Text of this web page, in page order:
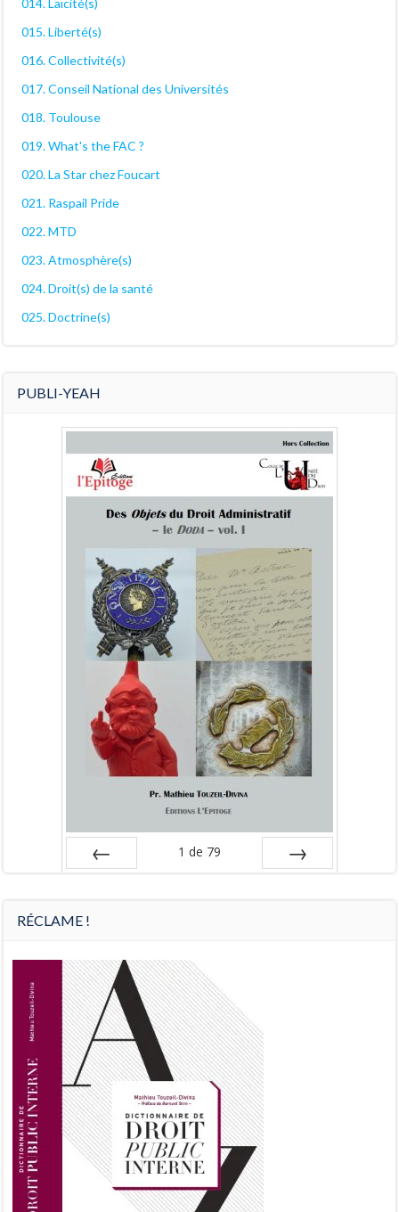
014. Laïcité(s)
015. Liberté(s)
016. Collectivité(s)
017. Conseil National des Universités
018. Toulouse
019. What's the FAC ?
020. La Star chez Foucart
021. Raspail Pride
022. MTD
023. Atmosphère(s)
024. Droit(s) de la santé
025. Doctrine(s)
PUBLI-YEAH
1 de 79
RÉCLAME !